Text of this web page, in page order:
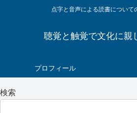
点字と音声による読書について
聴覚と触覚で文化に親
プロフィール
検索